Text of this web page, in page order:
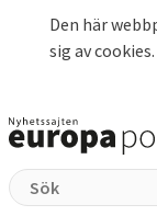
Den här
sig av cookies.